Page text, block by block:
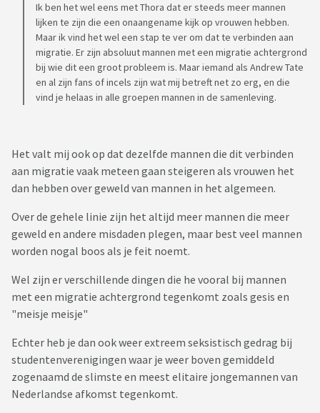
Ik ben het wel eens met Thora dat er steeds meer mannen
lijken te zijn die een onaangename kijk op vrouwen hebben.
Maar ik vind het wel een stap te ver om dat te verbinden aan
migratie. Er zijn absoluut mannen met een migratie achtergrond
bij wie dit een groot probleem is. Maar iemand als Andrew Tate
en al zijn fans of incels zijn wat mij betreft net zo erg, en die
vind je helaas in alle groepen mannen in de samenleving.
Het valt mij ook op dat dezelfde mannen die dit verbinden
aan migratie vaak meteen gaan steigeren als vrouwen het
dan hebben over geweld van mannen in het algemeen.
Over de gehele linie zijn het altijd meer mannen die meer
geweld en andere misdaden plegen, maar best veel mannen
worden nogal boos als je feit noemt.
Wel zijn er verschillende dingen die he vooral bij mannen
met een migratie achtergrond tegenkomt zoals gesis en
"meisje meisje"
Echter heb je dan ook weer extreem seksistisch gedrag bij
studentenverenigingen waar je weer boven gemiddeld
zogenaamd de slimste en meest elitaire jongemannen van
Nederlandse afkomst tegenkomt.